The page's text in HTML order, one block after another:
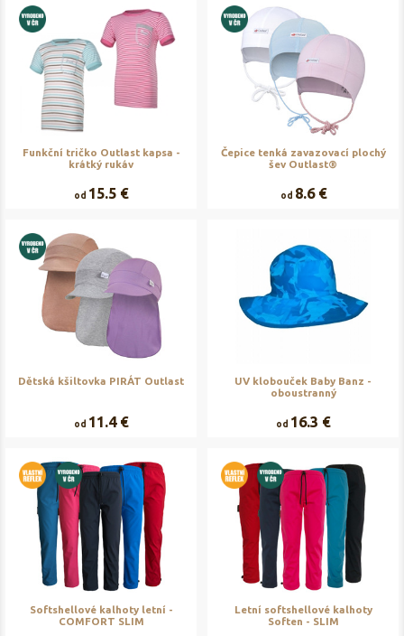
Funkční tričko Outlast kapsa -
krátký rukáv
od 15.5 €
Čepice tenká zavazovací plochý
šev Outlast®
od 8.6 €
Dětská kšiltovka PIRÁT Outlast
od 11.4 €
UV klobouček Baby Banz -
oboustranný
od 16.3 €
Softshellové kalhoty letní -
COMFORT SLIM
Letní softshellové kalhoty
Soften - SLIM